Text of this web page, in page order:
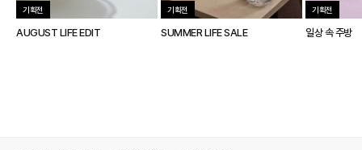
기획전
AUGUST LIFE EDIT
기획전
SUMMER LIFE SALE
기획전
일상 속 주방